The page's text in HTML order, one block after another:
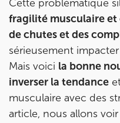
Cette problématique
fragilité musculaire et
de chutes et des
sérieusement
Mais voici la bonne
inverser la tendance
musculaire avec des
article, nous allons voir